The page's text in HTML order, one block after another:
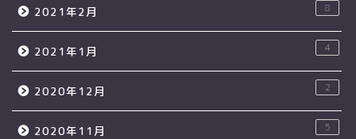
2021年2月 8
2021年1月 4
2020年12月 2
2020年11月 5